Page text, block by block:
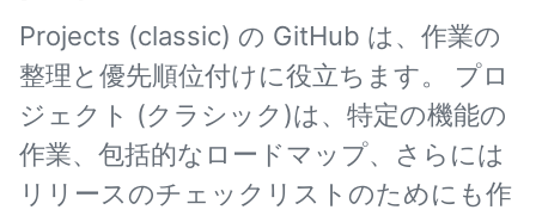
Projects (classic) の GitHub は、作業の
整理と優先順位付けに役立ちます。 プロ
ジェクト (クラシック)は、特定の機能の
作業、包括的なロードマップ、さらには
リリースのチェックリストのためにも作